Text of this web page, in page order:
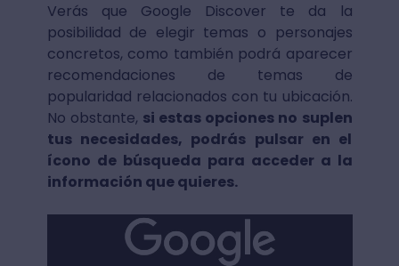
Verás que Google Discover te da la
posibilidad de elegir temas o personajes
concretos, como también podrá aparecer
recomendaciones de temas de
popularidad relacionados con tu ubicación.
No obstante, si estas opciones no suplen
tus necesidades, podrás pulsar en el
ícono de búsqueda para acceder a la
información que quieres.